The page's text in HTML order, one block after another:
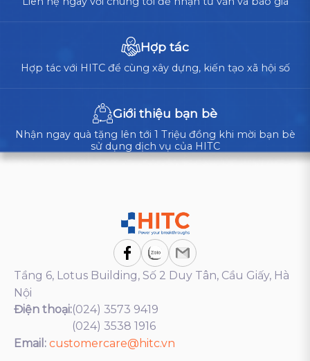
Hợp tác
Hợp tác với HITC để cùng xây dựng, kiến tạo xã hội số
Giới thiệu bạn bè
Nhận ngay quà tặng lên tới 1 Triệu đồng khi mời bạn bè
sử dụng dịch vụ của HITC
Tầng 6, Lotus Building, Số 2 Duy Tân, Cầu Giấy, Hà
Nội
Điện thoại:(024) 3573 9419
(024) 3538 1916
Email: customercare@hitc.vn